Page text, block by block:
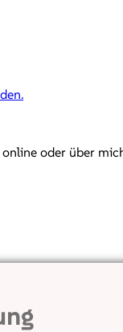
oder über